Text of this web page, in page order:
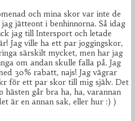
och mina skor var inte de
jätteont i benhinnorna. Så idag
jag till Intersport och letade
Jag ville ha ett par joggingskor,
särskilt mycket, men har jag
om andan skulle falla på. Jag
30% rabatt, najs! Jag vägrar
för ett par skor till mig själv. Det
hästen går bra ha, ha, varannan
är en annan sak, eller hur :) )